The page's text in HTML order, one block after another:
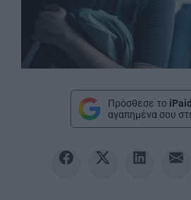
Πρόσθεσε το
αγαπημένα σου